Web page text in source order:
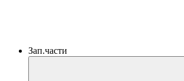
Зап.части